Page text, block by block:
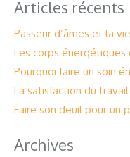
Articles récents
Passeur d’âmes et la
Les corps énergétiques
Pourquoi faire un soin
La satisfaction du
Faire son deuil pour un
Archives